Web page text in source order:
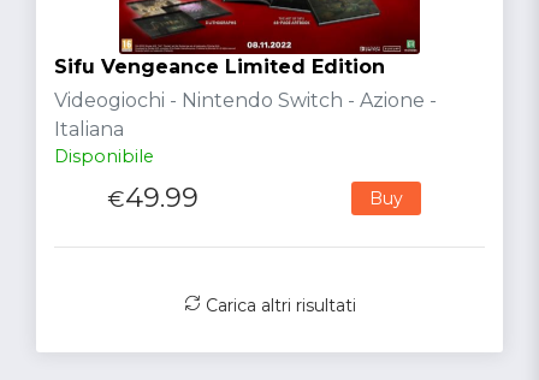
Sifu Vengeance Limited Edition
Videogiochi - Nintendo Switch - Azione -
Italiana
Disponibile
€49.99 Buy
Carica altri risultati